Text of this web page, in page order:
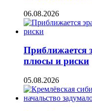
06.08.2026
Приближается
плюсы и риски
05.08.2026